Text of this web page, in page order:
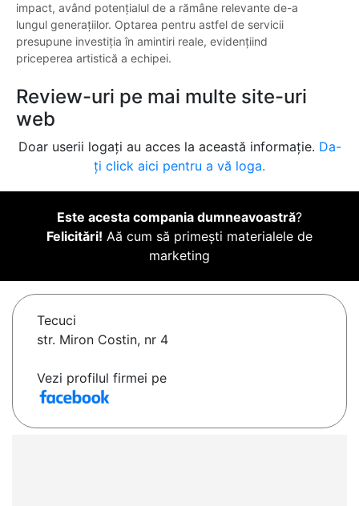
impact, având potențialul de a rămâne relevante de-a
lungul generațiilor. Optarea pentru astfel de servicii
presupune investiția în amintiri reale, evidențiind
priceperea artistică a echipei.
Review-uri pe mai multe site-uri
web
Doar userii logați au acces la această informație. Da-
ți click aici pentru a vă loga.
Este acesta compania dumneavoastră?
Felicitări! Aă cum să primești materialele de
marketing
Tecuci
str. Miron Costin, nr 4
Vezi profilul firmei pe